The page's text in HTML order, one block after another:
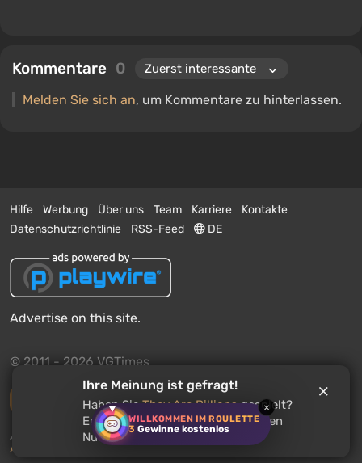
Kommentare 0
Melden Sie sich an, um Kommentare zu hinterlassen.
Rockstar kündigt Termin für erweiterte GTA 6-
Präsentation an
Einen Kommentar hinterlassen
Der Beitrag ist gemäß Ihren Tag-Einstellungen
verborgen.Einzelheiten
Nachrichten4 Stunden zurück
Spider-Man: Ein ganz neuer Tag wird in nur einer
Woche zum erfolgreichsten Kinohit 2026
Der Beitrag ist gemäß Ihren Tag-Einstellungen
Einzelheiten
Nachrichten5 Stunden zurück
Roblox verliert 70 Milliarden Dollar, da das
Unternehmen einen Mangel an viralen Spielen
beklagt